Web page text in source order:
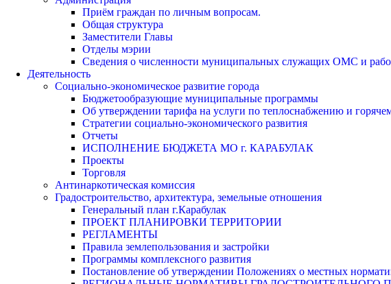
Приём граждан по личным вопросам.
Общая структура
Заместители Главы
Отделы мэрии
Сведения о численности муниципальных служащих ОМС и
Деятельность
Социально-экономическое развитие города
Бюджетообразующие муниципальные программы
Об утверждении тарифа на услуги по теплоснабжению и
Стратегии социально-экономического развития
Отчеты
ИСПОЛНЕНИЕ БЮДЖЕТА МО г. КАРАБУЛАК
Проекты
Торговля
Антинаркотическая комиссия
Градостроительство, архитектура, земельные отношения
Генеральный план г.Карабулак
ПРОЕКТ ПЛАНИРОВКИ ТЕРРИТОРИИ
РЕГЛАМЕНТЫ
Правила землепользования и застройки
Программы комплексного развития
Постановление об утверждении Положениях о местных